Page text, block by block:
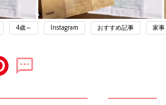
4歳～ Instagram おすすめ記事 家事